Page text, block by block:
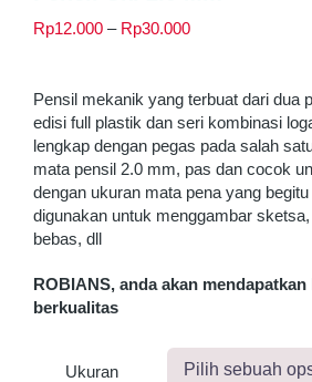
Rp12.000 – Rp30.000Rentang
hingga
Rp30.000
Pensil mekanik yang terbuat dari dua
edisi full plastik dan seri kombinasi
lengkap dengan pegas pada salah
mata pensil 2.0 mm, pas dan cocok
dengan ukuran mata pena yang
digunakan untuk menggambar
bebas, dll
ROBIANS, anda akan
berkualitas
Ukuran